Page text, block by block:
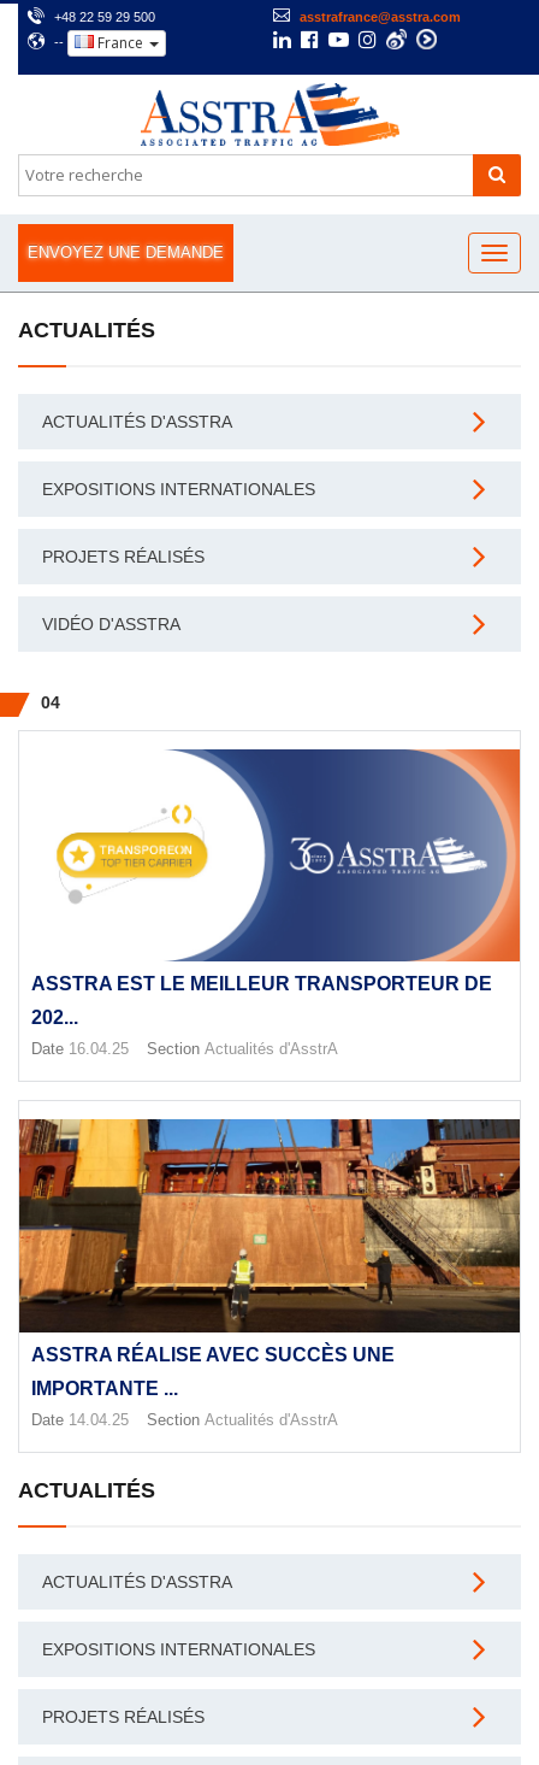
+48 22 59 29 500
asstrafrance@asstra.com
--
France
ENVOYEZ UNE DEMANDE
ACTUALITÉS
ACTUALITÉS D'ASSTRA
EXPOSITIONS INTERNATIONALES
PROJETS RÉALISÉS
VIDÉO D'ASSTRA
04
ASSTRA EST LE MEILLEUR TRANSPORTEUR DE
202...
Date 16.04.25 Section Actualités d'AsstrA
ASSTRA RÉALISE AVEC SUCCÈS UNE
IMPORTANTE ...
Date 14.04.25 Section Actualités d'AsstrA
ACTUALITÉS
ACTUALITÉS D'ASSTRA
EXPOSITIONS INTERNATIONALES
PROJETS RÉALISÉS